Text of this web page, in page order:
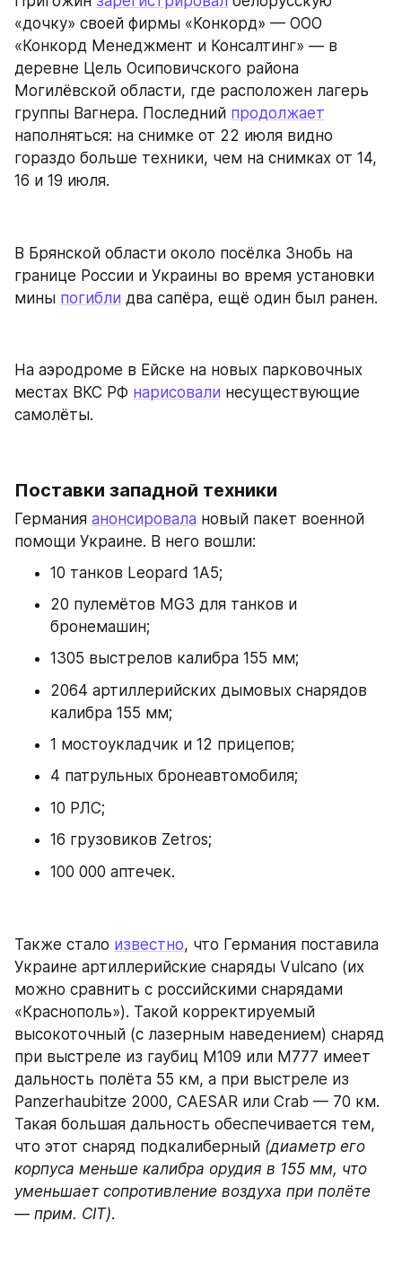
«дочку» своей фирмы «Конкорд» — ООО
«Конкорд Менеджмент и Консалтинг» — в
деревне Цель Осиповичского района
Могилёвской области, где расположен лагерь
группы Вагнера. Последний продолжает
наполняться: на снимке от 22 июля видно
гораздо больше техники, чем на снимках от 14,
16 и 19 июля.
В Брянской области около посёлка Знобь на
границе России и Украины во время установки
мины погибли два сапёра, ещё один был ранен.
На аэродроме в Ейске на новых парковочных
местах ВКС РФ нарисовали несуществующие
самолёты.
Поставки западной техники
Германия анонсировала новый пакет военной
помощи Украине. В него вошли:
10 танков Leopard 1А5;
20 пулемётов MG3 для танков и
бронемашин;
1305 выстрелов калибра 155 мм;
2064 артиллерийских дымовых снарядов
калибра 155 мм;
1 мостоукладчик и 12 прицепов;
4 патрульных бронеавтомобиля;
10 РЛС;
16 грузовиков Zetros;
100 000 аптечек.
Также стало известно, что Германия поставила
Украине артиллерийские снаряды Vulcano (их
можно сравнить с российскими снарядами
«Краснополь»). Такой корректируемый
высокоточный (с лазерным наведением) снаряд
при выстреле из гаубиц M109 или M777 имеет
дальность полёта 55 км, а при выстреле из
Panzerhaubitze 2000, CAESAR или Crab — 70 км.
Такая большая дальность обеспечивается тем,
что этот снаряд подкалиберный (диаметр его
корпуса меньше калибра орудия в 155 мм, что
уменьшает сопротивление воздуха при полёте
— прим. CIT).